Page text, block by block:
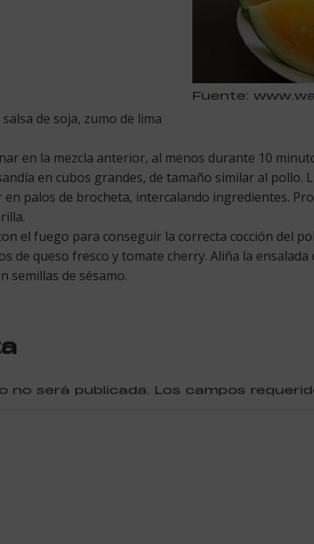
Fuente:
de soja, zumo de lima
en la mezcla anterior, al menos durante 10
en cubos grandes, de tamaño similar al pollo.
palos de brocheta, intercalando ingredientes.
el fuego para conseguir la correcta cocción del
de queso fresco y tomate cherry. Aliña la
semillas de sésamo.
no será publicada. Los campos